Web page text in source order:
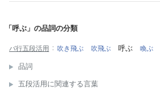
「呼ぶ」の品詞の分類
バ行五段活用 吹き飛ぶ 吹飛ぶ 呼ぶ 喚ぶ
品詞
五段活用に関連する言葉